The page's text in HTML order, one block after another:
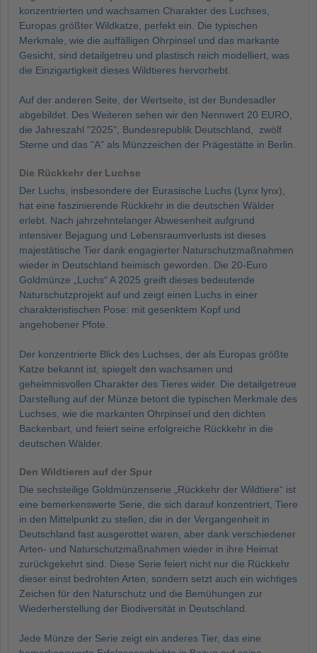
konzentrierten und wachsamen Charakter des Luchses,
Europas größter Wildkatze, perfekt ein. Die typischen
Merkmale, wie die auffälligen Ohrpinsel und das markante
Gesicht, sind detailgetreu und plastisch reich modelliert, was
die Einzigartigkeit dieses Wildtieres hervorhebt.
Auf der anderen Seite, der Wertseite, ist der Bundesadler
abgebildet. Des Weiteren sehen wir den Nennwert 20 EURO,
die Jahreszahl "2025", Bundesrepublik Deutschland, zwölf
Sterne und das "A" als Münzzeichen der Prägestätte in Berlin.
Die Rückkehr der Luchse
Der Luchs, insbesondere der Eurasische Luchs (Lynx lynx),
hat eine faszinierende Rückkehr in die deutschen Wälder
erlebt. Nach jahrzehntelanger Abwesenheit aufgrund
intensiver Bejagung und Lebensraumverlusts ist dieses
majestätische Tier dank engagierter Naturschutzmaßnahmen
wieder in Deutschland heimisch geworden. Die 20-Euro
Goldmünze „Luchs“ A 2025 greift dieses bedeutende
Naturschutzprojekt auf und zeigt einen Luchs in einer
charakteristischen Pose: mit gesenktem Kopf und
angehobener Pfote.
Der konzentrierte Blick des Luchses, der als Europas größte
Katze bekannt ist, spiegelt den wachsamen und
geheimnisvollen Charakter des Tieres wider. Die detailgetreue
Darstellung auf der Münze betont die typischen Merkmale des
Luchses, wie die markanten Ohrpinsel und den dichten
Backenbart, und feiert seine erfolgreiche Rückkehr in die
deutschen Wälder.
Den Wildtieren auf der Spur
Die sechsteilige Goldmünzenserie „Rückkehr der Wildtiere“ ist
eine bemerkenswerte Serie, die sich darauf konzentriert, Tiere
in den Mittelpunkt zu stellen, die in der Vergangenheit in
Deutschland fast ausgerottet waren, aber dank verschiedener
Arten- und Naturschutzmaßnahmen wieder in ihre Heimat
zurückgekehrt sind. Diese Serie feiert nicht nur die Rückkehr
dieser einst bedrohten Arten, sondern setzt auch ein wichtiges
Zeichen für den Naturschutz und die Bemühungen zur
Wiederherstellung der Biodiversität in Deutschland.
Jede Münze der Serie zeigt ein anderes Tier, das eine